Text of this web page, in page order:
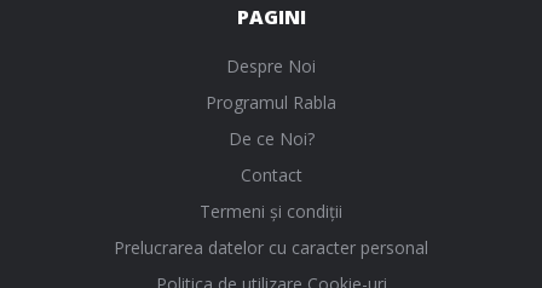
PAGINI
Despre Noi
Programul Rabla
De ce Noi?
Contact
Termeni și condiții
Prelucrarea datelor cu caracter personal